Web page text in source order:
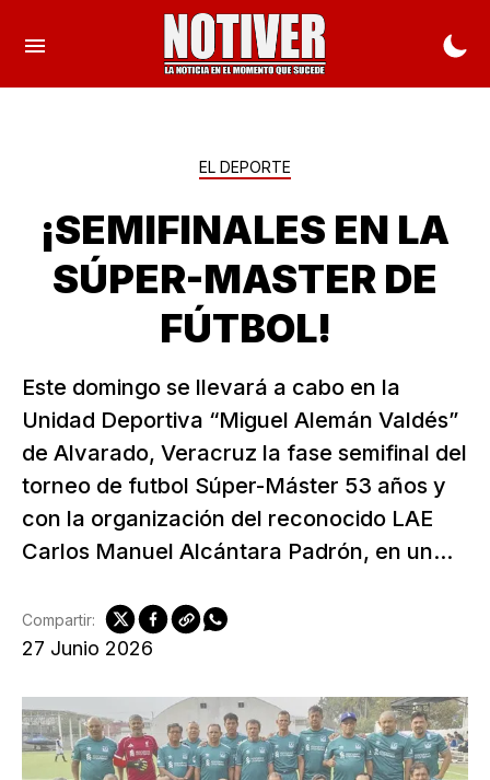
EL DEPORTE
¡SEMIFINALES EN LA
SÚPER-MASTER DE
FÚTBOL!
Este domingo se llevará a cabo en la
Unidad Deportiva “Miguel Alemán Valdés”
de Alvarado, Veracruz la fase semifinal del
torneo de futbol Súper-Máster 53 años y
con la organización del reconocido LAE
Carlos Manuel Alcántara Padrón, en un...
27 Junio 2026
Compartir: